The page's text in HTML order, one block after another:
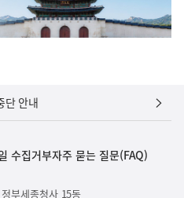
단 안내
수집거부자주 묻는 질문(FAQ)
부세종청사 15동